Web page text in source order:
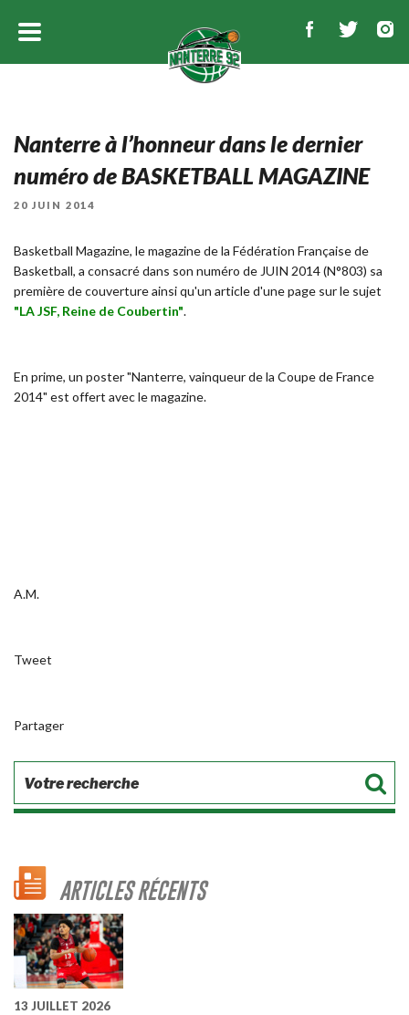
Nanterre à l’honneur dans le dernier
numéro de BASKETBALL MAGAZINE
PUBLIÉ
20 JUIN 2014
Basketball Magazine, le magazine de la Fédération Française de
Basketball, a consacré dans son numéro de JUIN 2014 (N°803) sa
première de couverture ainsi qu'un article d'une page sur le sujet
"LA JSF, Reine de Coubertin".
En prime, un poster "Nanterre, vainqueur de la Coupe de France
2014" est offert avec le magazine.
A.M.
Tweet
Partager
ARTICLES RÉCENTS
13 JUILLET 2026